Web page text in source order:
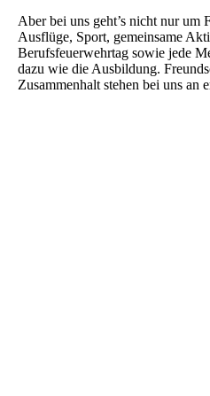
Aber bei uns geht’s nicht nur um
Ausflüge, Sport, gemeinsame
Berufsfeuerwehrtag sowie jede
dazu wie die Ausbildung.
Zusammenhalt stehen bei uns an